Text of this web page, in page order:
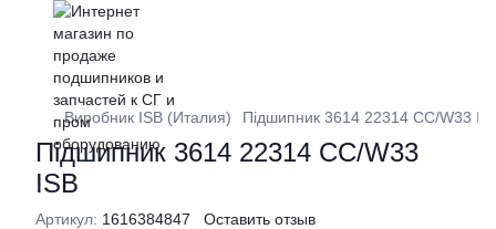
Виробник ISB (Италия) Підшипник 3614 22314 CC/W33
Підшипник 3614 22314 CC/W33
ISB
Артикул: 1616384847 Оставить отзыв